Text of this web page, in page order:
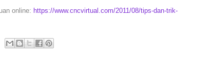
online: https://www.cncvirtual.com/2011/08/tips-dan-trik-